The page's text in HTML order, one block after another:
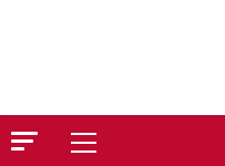
Primary